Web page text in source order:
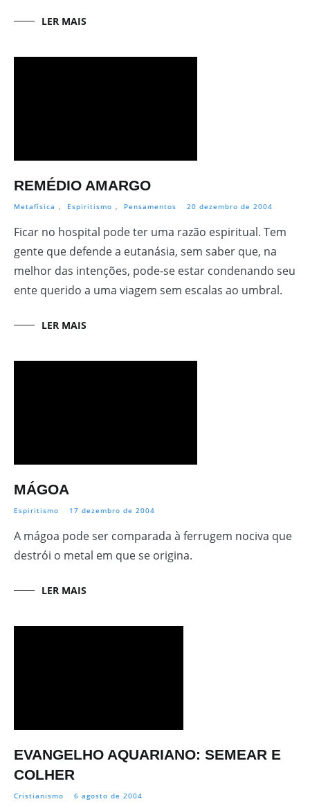
LER MAIS
REMÉDIO AMARGO
Metafísica , Espiritismo , Pensamentos 20 dezembro de 2004
Ficar no hospital pode ter uma razão espiritual. Tem
gente que defende a eutanásia, sem saber que, na
melhor das intenções, pode-se estar condenando seu
ente querido a uma viagem sem escalas ao umbral.
LER MAIS
MÁGOA
Espiritismo 17 dezembro de 2004
A mágoa pode ser comparada à ferrugem nociva que
destrói o metal em que se origina.
LER MAIS
EVANGELHO AQUARIANO: SEMEAR E
COLHER
Cristianismo 6 agosto de 2004